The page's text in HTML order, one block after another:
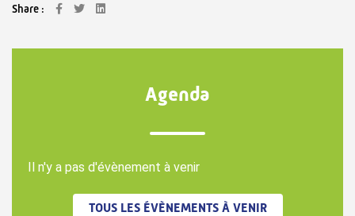
Share :
Agenda
Il n'y a pas d'évènement à venir
TOUS LES ÉVÈNEMENTS À VENIR